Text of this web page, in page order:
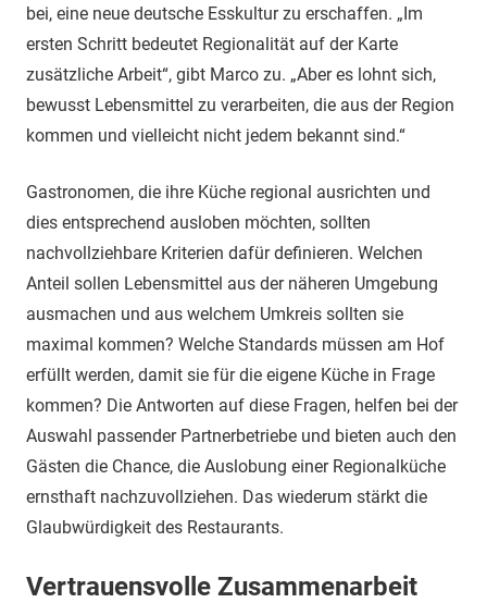
bei, eine neue deutsche Esskultur zu erschaffen. „Im
ersten Schritt bedeutet Regionalität auf der Karte
zusätzliche Arbeit“, gibt Marco zu. „Aber es lohnt sich,
bewusst Lebensmittel zu verarbeiten, die aus der Region
kommen und vielleicht nicht jedem bekannt sind.“
Gastronomen, die ihre Küche regional ausrichten und
dies entsprechend ausloben möchten, sollten
nachvollziehbare Kriterien dafür definieren. Welchen
Anteil sollen Lebensmittel aus der näheren Umgebung
ausmachen und aus welchem Umkreis sollten sie
maximal kommen? Welche Standards müssen am Hof
erfüllt werden, damit sie für die eigene Küche in Frage
kommen? Die Antworten auf diese Fragen, helfen bei der
Auswahl passender Partnerbetriebe und bieten auch den
Gästen die Chance, die Auslobung einer Regionalküche
ernsthaft nachzuvollziehen. Das wiederum stärkt die
Glaubwürdigkeit des Restaurants.
Vertrauensvolle Zusammenarbeit